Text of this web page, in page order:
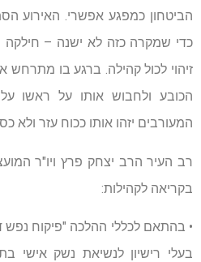
הביטחון כמפגע אפשרי. האירוע
כדי שמקרה כזה לא ישנה –
זיהוי לכול קהילה. ברגע בו
הכובע ולחבוש אותו על ראשו
המעורבים יזהו אותו ככוח עזר ולא
רב העיר הרב יצחק פרץ ויו"ר
בקריאה לקהילות:
• בהתאם לכללי ההלכה "פיקוח
בעלי רישיון לנשיאת נשק אישי